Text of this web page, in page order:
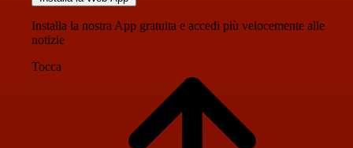
Installa la nostra App gratuita e accedi più velocemente alle
notizie
Tocca